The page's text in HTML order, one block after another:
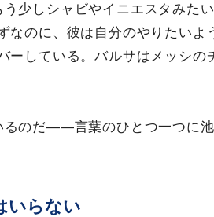
少しシャビやイニエスタみた
なのに、彼は自分のやりたいよ
ーしている。バルサはメッシの
るのだ――言葉のひとつ一つに
いらない